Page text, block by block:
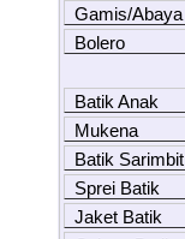
Gamis/Abaya
Bolero
Batik Anak
Mukena
Batik Sarimbit
Sprei Batik
Jaket Batik